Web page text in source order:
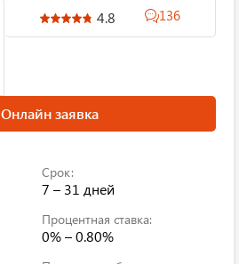
4.8 136
Онлайн заявка
Срок:
7 – 31 дней
Процентная ставка:
0% – 0.80%